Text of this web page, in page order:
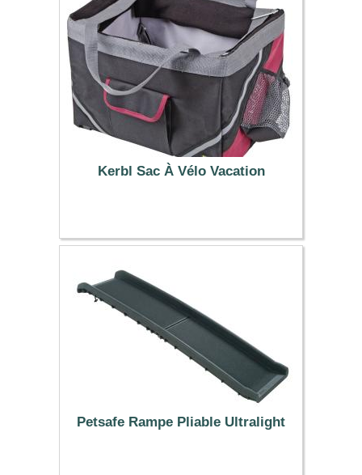
Kerbl Sac À Vélo Vacation
31.99 €
Petsafe Rampe Pliable Ultralight